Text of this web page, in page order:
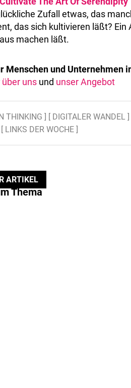
Zufall etwas, das
das sich kultivieren läßt?
machen läßt.
Menschen und Unternehmen
über uns und unser Angebot
THINKING ] [ DIGITALER WANDEL ]
[ LINKS DER WOCHE ]
ARTIKEL
Thema